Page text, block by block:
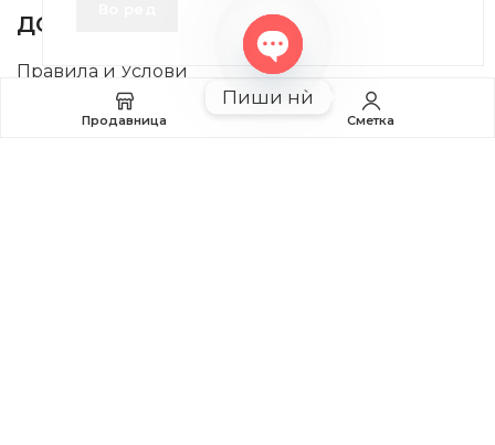
ДОБРО Е ДА ЗНАЕТЕ
Правила и Услови
Плаќање и Поврат на Средства
Продавница Сметка
Пиши нѝ
chaty